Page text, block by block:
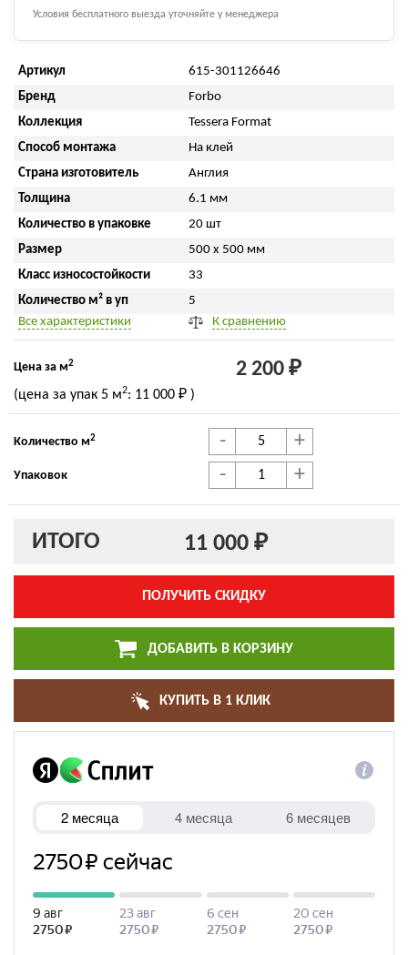
Условия бесплатного выезда уточняйте у менеджера
Артикул
615-301126646
Бренд
Forbo
Коллекция
Tessera Format
Способ монтажа
На клей
Страна изготовитель
Англия
Толщина
6.1 мм
Количество в упаковке
20 шт
Размер
500 x 500 мм
Класс износостойкости
33
Количество м² в уп
5
Все характеристики
К сравнению
Цена за м2 2 200 ₽
(цена за упак 5 м2: 11 000 ₽ )
Количество м2 - +
Упаковок - +
ИТОГО 11 000 ₽
ПОЛУЧИТЬ СКИДКУ
ДОБАВИТЬ В КОРЗИНУ
КУПИТЬ В 1 КЛИК